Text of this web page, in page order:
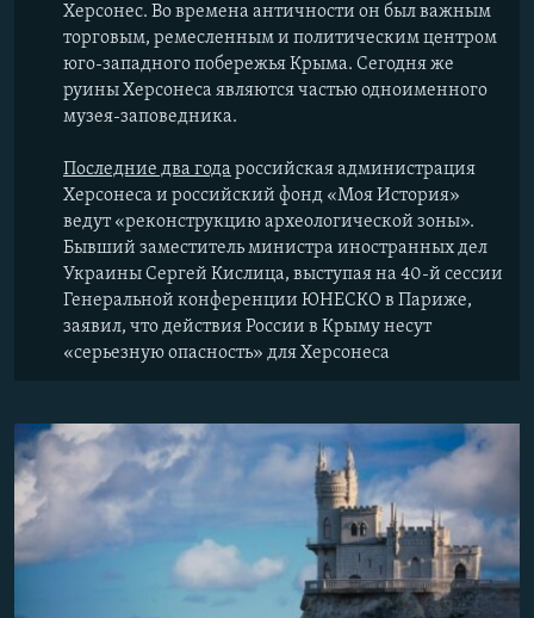
Херсонес. Во времена античности он был важным
торговым, ремесленным и политическим центром
юго-западного побережья Крыма. Сегодня же
руины Херсонеса являются частью одноименного
музея-заповедника.
Последние два года российская администрация
Херсонеса и российский фонд «Моя История»
ведут «реконструкцию археологической зоны».
Бывший заместитель министра иностранных дел
Украины Сергей Кислица, выступая на 40-й сессии
Генеральной конференции ЮНЕСКО в Париже,
заявил, что действия России в Крыму несут
«серьезную опасность» для Херсонеса